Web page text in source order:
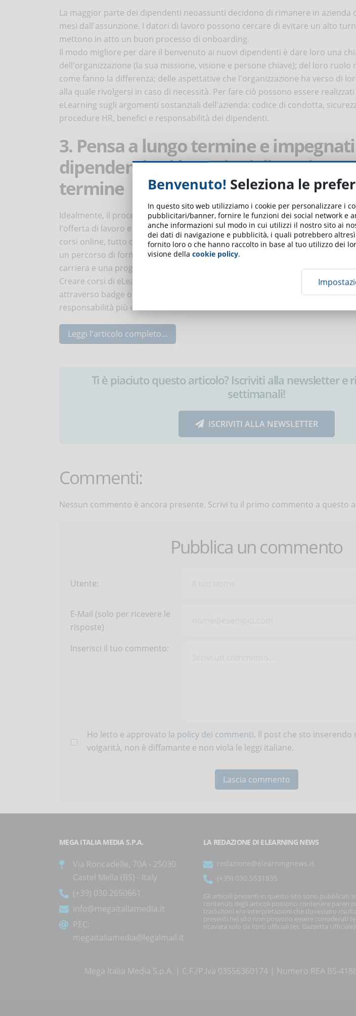
La maggior parte dei dipendenti neoassunti decidono di rimanere in azienda
mesi dall'assunzione. I datori di lavoro possono cercare di evitare un alto
mettono in atto un buon processo di onboarding.
Il modo migliore per dare il benvenuto ai nuovi dipendenti è dare loro una
dell'organizzazione (la sua missione, visione e persone chiave); del loro ruolo
come fanno la differenza; delle aspettative che l'organizzazione ha verso di
alla quale rivolgersi in caso di necessità. Per fare ciò possono essere
eLearning sugli argomenti sostanziali dell'azienda: codice di condotta,
procedure HR, benefici e responsabilità dei dipendenti.
3. Pensa a lungo termine e
dipendenti sui loro piani di carriera
termine
Idealmente, il processo di onboarding dovrebbe iniziare nel momento in cui
l'offerta di lavoro e durare per almeno 6 mesi e anche per un anno dalla data
corsi online, tutto questo tempo può essere dedicato alla formazione, ed è
un percorso di formazione eLearning a lungo termine che evidenzi al
carriera e una progressione all'interno dell'azienda.
Creare corsi di eLearning per diversi livelli di conoscenza e premiare i
attraverso badge o certificati sono altri modi in cui i neoassunti possono
responsabilità più elevate.
Leggi l'articolo completo...
Ti è piaciuto questo articolo? Iscriviti alla newsletter e
settimanali!
ISCRIVITI ALLA NEWSLETTER
Commenti:
Nessun commento è ancora presente. Scrivi tu il primo commento a questo
Pubblica un commento
Utente:
E-Mail (solo per ricevere le
risposte)
Inserisci il tuo commento:
Ho letto e approvato la policy dei commenti. Il post che sto inserendo
volgarità, non è diffamante e non viola le leggi italiane.
MEGA ITALIA MEDIA S.P.A.
Via Roncadelle, 70A - 25030
Castel Mella (BS) - Italy
(+39) 030.2650661
info@megaitaliamedia.it
PEC:
megaitaliamedia@legalmail.it
LA REDAZIONE DI ELEARNING NEWS
redazione@elearningnews.it
(+39) 030.5531835
Gli articoli presenti in questo sito sono pubblicati
contenuti degli articoli possono contenere pareri
traduzioni e/o interpretazioni che dovessero
presenti nel sito non possono essere considerati
ricavata solo da fonti ufficiali (es. Gazzetta Ufficiale).
Mega Italia Media S.p.A. | C.F./P.Iva 03556360174 | Numero REA BS-
Benvenuto! Seleziona le
In questo sito web utilizziamo i cookie per personalizzare i
pubblicitari/banner, fornire le funzioni dei social network e
anche informazioni sul modo in cui utilizzi il nostro sito ai
dei dati di navigazione e pubblicità, i quali potrebbero
fornito loro o che hanno raccolto in base al tuo utilizzo dei
visione della cookie policy.